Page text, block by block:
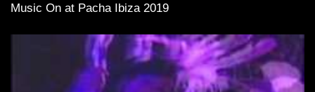
Music On at Pacha Ibiza 2019